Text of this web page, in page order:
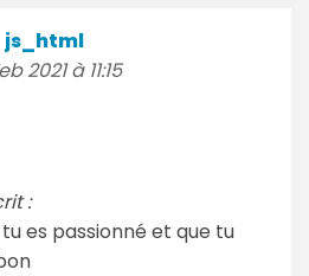
js_html
2021 à 11:15
:
es passionné et que tu